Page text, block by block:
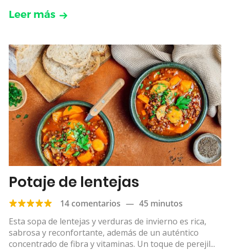
Leer más
Potaje de lentejas
14 comentarios — 45 minutos
Esta sopa de lentejas y verduras de invierno es rica,
sabrosa y reconfortante, además de un auténtico
concentrado de fibra y vitaminas. Un toque de perejil...